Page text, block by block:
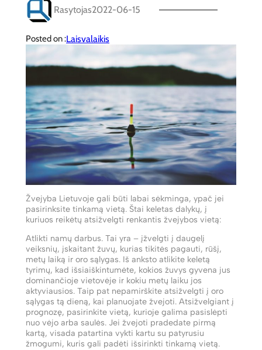
Rasytojas2022-06-15
Posted on :Laisvalaikis
Žvejyba Lietuvoje gali būti labai sėkminga, ypač jei
pasirinksite tinkamą vietą. Štai keletas dalykų, į
kuriuos reikėtų atsižvelgti renkantis žvejybos vietą:
Atlikti namų darbus. Tai yra – įžvelgti į daugelį
veiksnių, įskaitant žuvų, kurias tikitės pagauti, rūšį,
metų laiką ir oro sąlygas. Iš anksto atlikite keletą
tyrimų, kad išsiaiškintumėte, kokios žuvys gyvena jus
dominančioje vietovėje ir kokiu metų laiku jos
aktyviausios. Taip pat nepamirškite atsižvelgti į oro
sąlygas tą dieną, kai planuojate žvejoti. Atsižvelgiant į
prognozę, pasirinkite vietą, kurioje galima pasislėpti
nuo vėjo arba saulės. Jei žvejoti pradedate pirmą
kartą, visada patartina vykti kartu su patyrusiu
žmogumi, kuris gali padėti išsirinkti tinkamą vietą.